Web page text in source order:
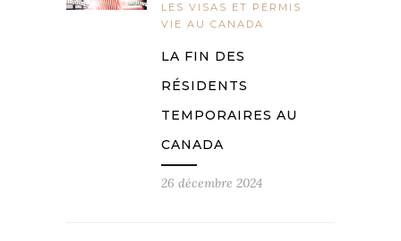
LES VISAS ET PERMIS
VIE AU CANADA
LA FIN DES
RÉSIDENTS
TEMPORAIRES AU
CANADA
26 décembre 2024